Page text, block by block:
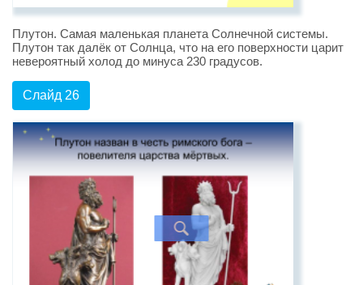
Плутон. Самая маленькая планета Солнечной системы.
Плутон так далёк от Солнца, что на его поверхности царит
невероятный холод до минуса 230 градусов.
Слайд 26